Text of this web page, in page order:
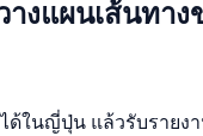
างแผนเส้นทา
ด้ในญี่ปุ่น แล้วรับรายง